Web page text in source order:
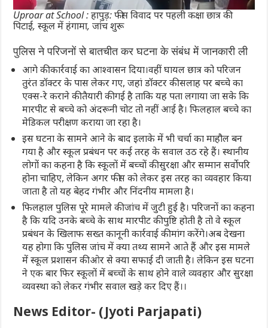
Uproar at School : हापुड़: फीस विवाद पर पहली कक्षा छात्र की
पिटाई, स्कूल में हंगामा, जांच शुरू
पुलिस ने परिजनों से बातचीत कर घटना के संबंध में जानकारी ली
आगे की कार्रवाई का आश्वासन दिया।वहीं घायल छात्र को परिजन
तुरंत डॉक्टर के पास लेकर गए, जहां डॉक्टर की सलाह पर बच्चे का
एक्स-रे कराने की तैयारी की गई है ताकि यह पता लगाया जा सके कि
मारपीट से बच्चे को अंदरूनी चोट तो नहीं आई है। फिलहाल बच्चे का
मेडिकल परीक्षण कराया जा रहा है।
इस घटना के सामने आने के बाद इलाके में भी चर्चा का माहौल बन
गया है और स्कूल प्रबंधन पर कई तरह के सवाल उठ रहे हैं। स्थानीय
लोगों का कहना है कि स्कूलों में बच्चों की सुरक्षा और सम्मान सर्वोपरि
होना चाहिए, लेकिन अगर फीस को लेकर इस तरह का व्यवहार किया
जाता है तो यह बेहद गंभीर और निंदनीय मामला है।
फिलहाल पुलिस पूरे मामले की जांच में जुटी हुई है। परिजनों का कहना
है कि यदि उनके बच्चे के साथ मारपीट की पुष्टि होती है तो वे स्कूल
प्रबंधन के खिलाफ सख्त कानूनी कार्रवाई की मांग करेंगे।अब देखना
यह होगा कि पुलिस जांच में क्या तथ्य सामने आते हैं और इस मामले
में स्कूल प्रशासन की ओर से क्या सफाई दी जाती है। लेकिन इस घटना
ने एक बार फिर स्कूलों में बच्चों के साथ होने वाले व्यवहार और सुरक्षा
व्यवस्था को लेकर गंभीर सवाल खड़े कर दिए हैं।।
News Editor- (Jyoti Parjapati)